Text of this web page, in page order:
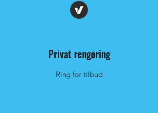
Privat rengøring
Ring for tilbud